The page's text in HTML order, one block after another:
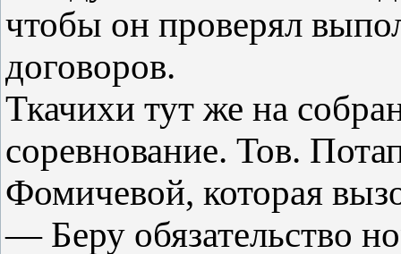
чтобы он проверял
договоров.
Ткачихи тут же на
соревнование. Тов.
Фомичевой, которая
— Беру обязательство